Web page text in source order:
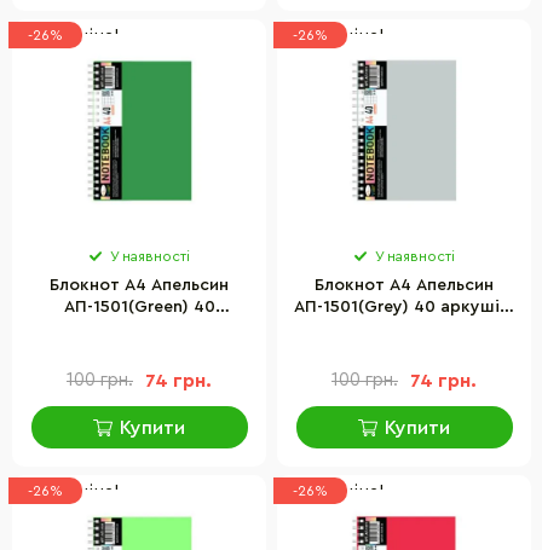
-26%
Низька ціна!
У наявності
Блокнот А4 Апельсин
АП-1501(Green) 40
100 грн. 74 грн.
Купити
-26%
Низька ціна!
У наявності
Блокнот А4 Апельсин
АП-1501(Grey) 40 аркушів,
100 грн. 74 грн.
Купити
-26%
Низька ціна! -26%
Низька ціна!